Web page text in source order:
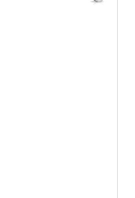
КЛИЕНТЫ